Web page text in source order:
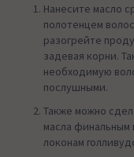
Нанесите масло
полотенцем
разогрейте
задевая корни.
необходимую
послушными.
Также можно
масла
локонам